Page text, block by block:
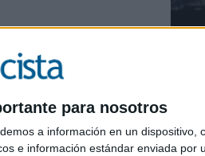
para nosotros
a información en un dispositivo,
e información estándar enviada por
07/08/